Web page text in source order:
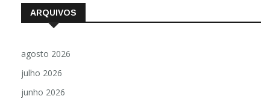
ARQUIVOS
agosto 2026
julho 2026
junho 2026